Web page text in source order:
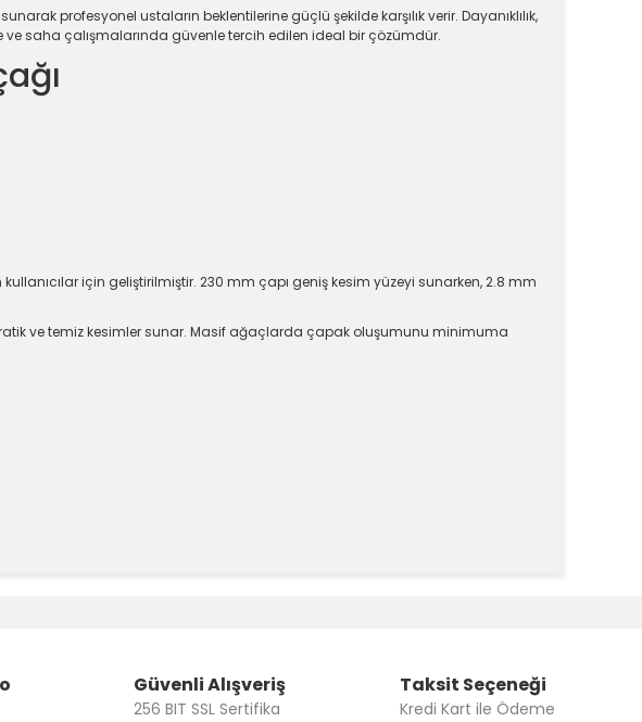
profesyonel ustaların beklentilerine güçlü şekilde karşılık verir. Dayanıklılık,
ve saha çalışmalarında güvenle tercih edilen ideal bir çözümdür.
için geliştirilmiştir. 230 mm çapı geniş kesim yüzeyi sunarken, 2.8 mm
ve temiz kesimler sunar. Masif ağaçlarda çapak oluşumunu minimuma
Güvenli Alışveriş
256 BIT SSL Sertifika
Taksit Seçeneği
Kredi Kart ile Ödeme